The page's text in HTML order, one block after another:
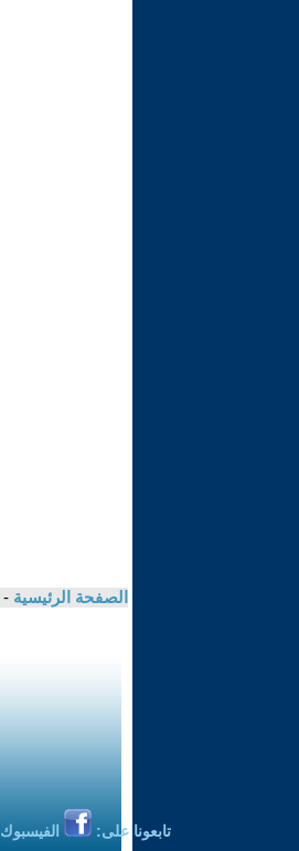
الصفحة الرئيسية -
تابعونا على: الفيسبوك